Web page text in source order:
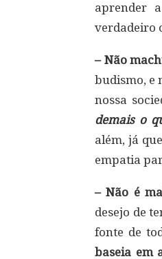
aprender
verdadeiro
– Não
budismo, e
nossa
demais o
além, já
empatia
– Não é
desejo de
fonte de
baseia em